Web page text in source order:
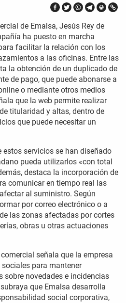
de Emalsa, Jesús Rey de
ha puesto en marcha
facilitar la relación con los
a las oficinas. Entre las
la obtención de un duplicado de
de pago, que puede abonarse a
o mediante otros medios
que la web permite realizar
titularidad y altas, dentro de
que puede necesitar un
estos servicios se han diseñado
pueda utilizarlos «con total
destaca la incorporación de
comunicar en tiempo real las
al suministro. Según
por correo electrónico o a
las zonas afectadas por cortes
obras u otras actuaciones
señala que la empresa
para mantener
sobre novedades e incidencias
que Emalsa desarrolla
social corporativa,